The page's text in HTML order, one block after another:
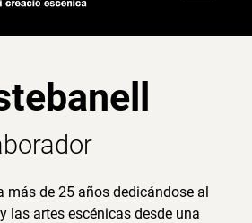
más de 25 años dedicándose al
las artes escénicas desde una